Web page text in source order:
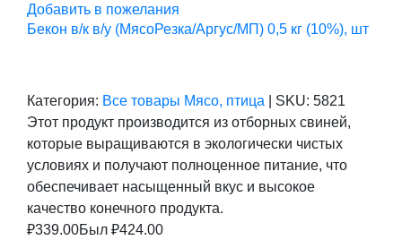
Добавить в пожелания
Бекон в/к в/у (МясоРезка/Аргус/МП) 0,5 кг (10%), шт
Категория: Все товары Мясо, птица SKU: 5821
Этот продукт производится из отборных свиней,
которые выращиваются в экологически чистых
условиях и получают полноценное питание, что
обеспечивает насыщенный вкус и высокое
качество конечного продукта.
₽339.00Был ₽424.00